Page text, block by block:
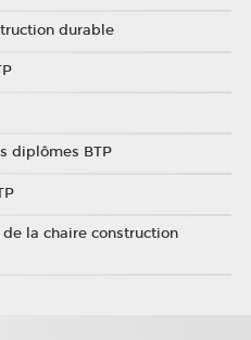
durable
diplômes BTP
la chaire construction